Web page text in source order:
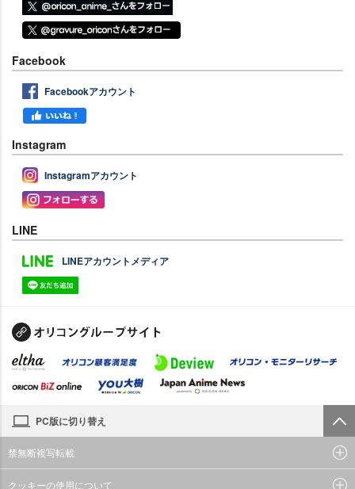
Facebook
Facebookアカウント
Instagram
Instagramアカウント
LINE
LINEアカウントメディア
PC版に切り替え
禁無断複写転載
クッキーの使用について